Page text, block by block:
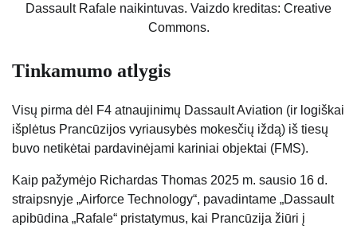
Dassault Rafale naikintuvas. Vaizdo kreditas: Creative
Commons.
Tinkamumo atlygis
Visų pirma dėl F4 atnaujinimų Dassault Aviation (ir logiškai
išplėtus Prancūzijos vyriausybės mokesčių iždą) iš tiesų
buvo netikėtai pardavinėjami kariniai objektai (FMS).
Kaip pažymėjo Richardas Thomas 2025 m. sausio 16 d.
straipsnyje „Airforce Technology“, pavadintame „Dassault
apibūdina „Rafale“ pristatymus, kai Prancūzija žiūri į